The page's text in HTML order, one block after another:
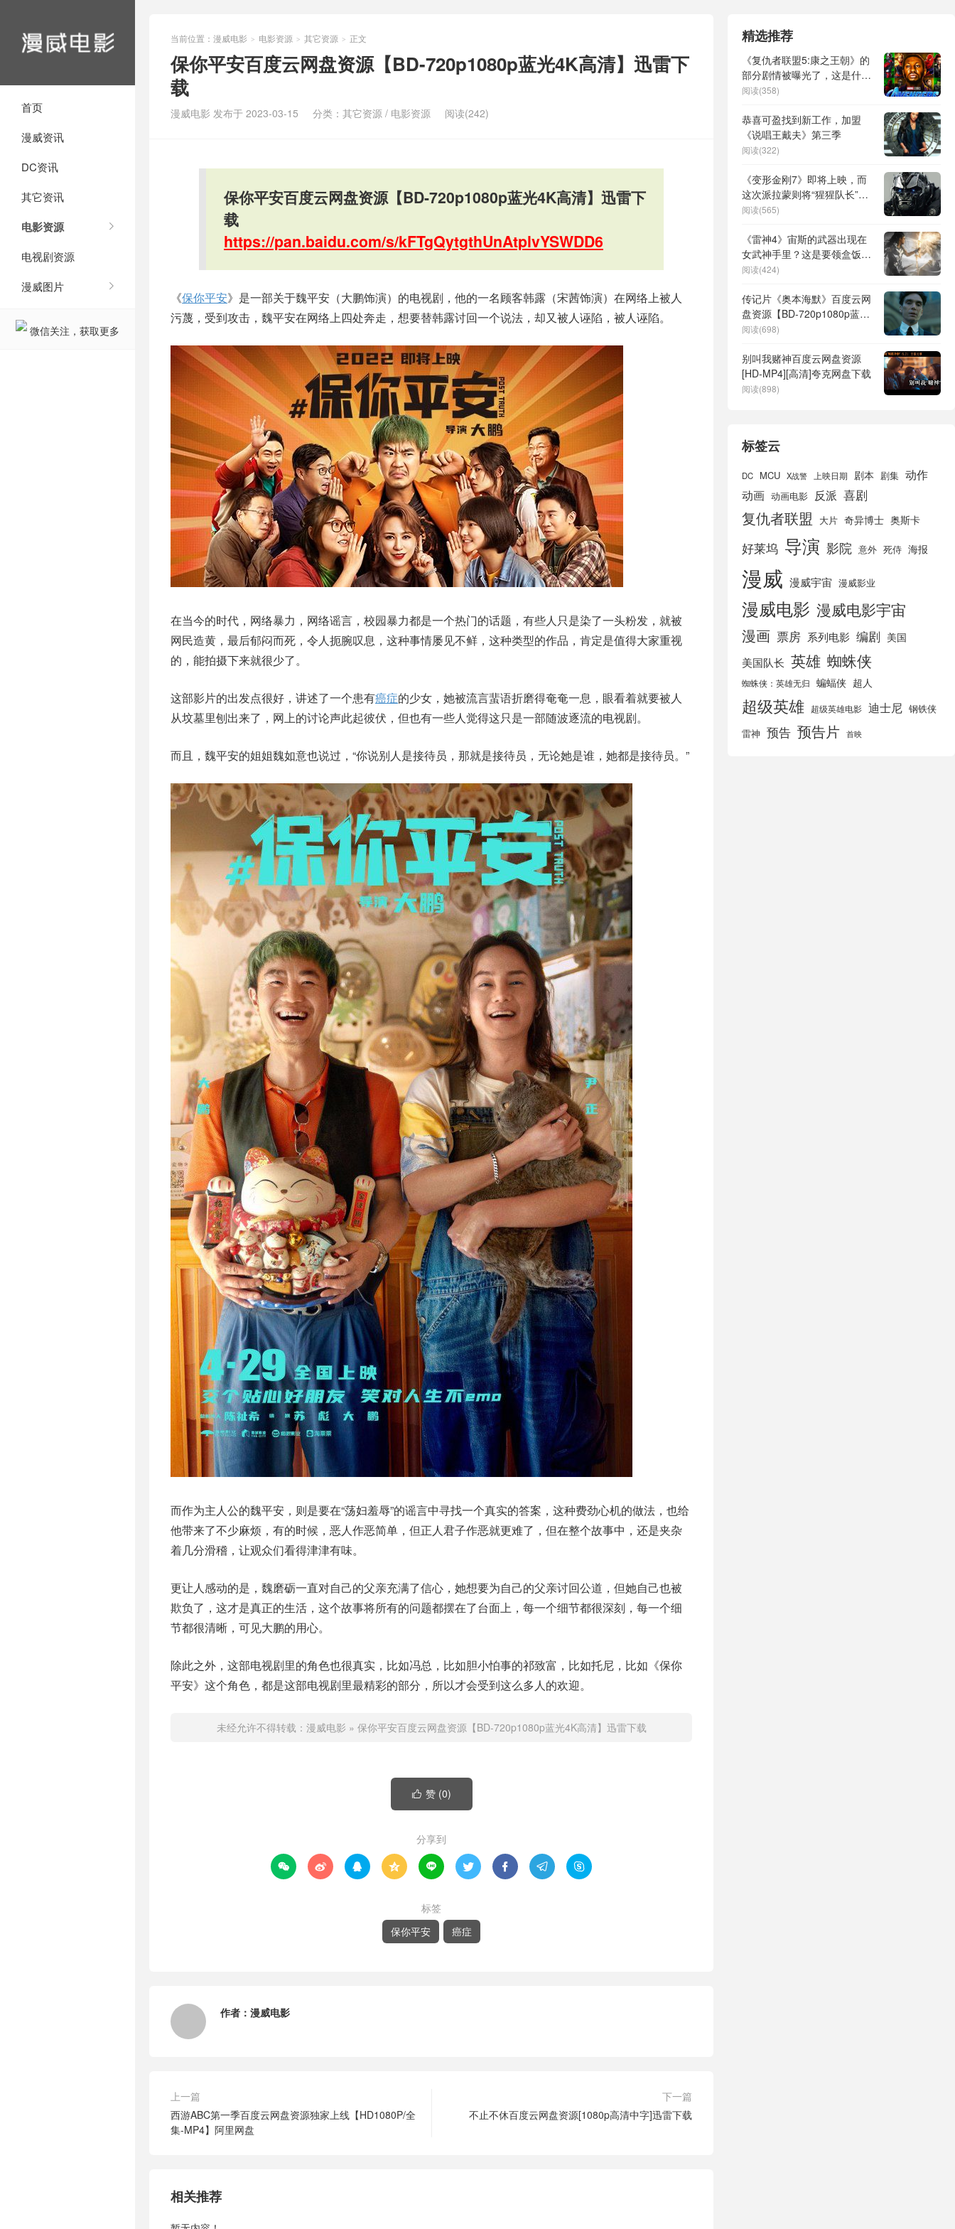
首页
漫威资讯
DC资讯
其它资讯
电影资源
电视剧资源
漫威图片
微信关注，获取更多
当前位置： 漫威电影 > 电影资源 > 其它资源 > 正文
保你平安百度云网盘资源【BD-720p1080p蓝光4K高清】迅雷下
载
漫威电影 发布于 2023-03-15 分类： 其它资源 / 电影资源 阅读(242)
保你平安百度云网盘资源【BD-720p1080p蓝光4K高清】迅雷下
载
https://pan.baidu.com/s/kFTgQytgthUnAtplvYSWDD6
《保你平安》是一部关于魏平安（大鹏饰演）的电视剧，他的一名顾客韩露（宋茜饰演）在网络上被人
污蔑，受到攻击，魏平安在网络上四处奔走，想要替韩露讨回一个说法，却又被人诬陷，被人诬陷。
在当今的时代，网络暴力，网络谣言，校园暴力都是一个热门的话题，有些人只是染了一头粉发，就被
网民造黄，最后郁闷而死，令人扼腕叹息，这种事情屡见不鲜，这种类型的作品，肯定是值得大家重视
的，能拍摄下来就很少了。
这部影片的出发点很好，讲述了一个患有癌症的少女，她被流言蜚语折磨得奄奄一息，眼看着就要被人
从坟墓里刨出来了，网上的讨论声此起彼伏，但也有一些人觉得这只是一部随波逐流的电视剧。
而且，魏平安的姐姐魏如意也说过，“你说别人是接待员，那就是接待员，无论她是谁，她都是接待员。”
而作为主人公的魏平安，则是要在“荡妇羞辱”的谣言中寻找一个真实的答案，这种费劲心机的做法，也给
他带来了不少麻烦，有的时候，恶人作恶简单，但正人君子作恶就更难了，但在整个故事中，还是夹杂
着几分滑稽，让观众们看得津津有味。
更让人感动的是，魏磨砺一直对自己的父亲充满了信心，她想要为自己的父亲讨回公道，但她自己也被
欺负了，这才是真正的生活，这个故事将所有的问题都摆在了台面上，每一个细节都很深刻，每一个细
节都很清晰，可见大鹏的用心。
除此之外，这部电视剧里的角色也很真实，比如冯总，比如胆小怕事的祁致富，比如托尼，比如《保你
平安》这个角色，都是这部电视剧里最精彩的部分，所以才会受到这么多人的欢迎。
未经允许不得转载： 漫威电影 » 保你平安百度云网盘资源【BD-720p1080p蓝光4K高清】迅雷下载
 赞 (0)
分享到
        
标签
保你平安
癌症
作者： 漫威电影
上一篇
西游ABC第一季百度云网盘资源独家上线【HD1080P/全
集-MP4】阿里网盘
下一篇
不止不休百度云网盘资源[1080p高清中字]迅雷下载
相关推荐
精选推荐
《复仇者联盟5:康之王朝》的
部分剧情被曝光了，这是什么
概念？
阅读(358)
恭喜可盈找到新工作，加盟
《说唱王戴夫》第三季
阅读(322)
《变形金刚7》即将上映，而
这次派拉蒙则将“猩猩队长”搬
上银幕！
阅读(565)
《雷神4》宙斯的武器出现在
女武神手里？这是要领盒饭的
节奏啊！
阅读(424)
传记片《奥本海默》百度云网
盘资源【BD-720p1080p蓝光
4K高清】迅雷下载
阅读(698)
别叫我赌神百度云网盘资源
[HD-MP4][高清]夸克网盘下载
阅读(898)
标签云
DC MCU X战警 上映日期 剧本 剧集 动作
动画 动画电影 反派 喜剧
复仇者联盟 大片 奇异博士 奥斯卡
好莱坞 导演 影院 意外 死侍 海报
漫威 漫威宇宙 漫威影业
漫威电影 漫威电影宇宙
漫画 票房 系列电影 编剧 美国
美国队长 英雄 蜘蛛侠
蜘蛛侠：英雄无归 蝙蝠侠 超人
超级英雄 超级英雄电影 迪士尼 钢铁侠
雷神 预告 预告片 首映